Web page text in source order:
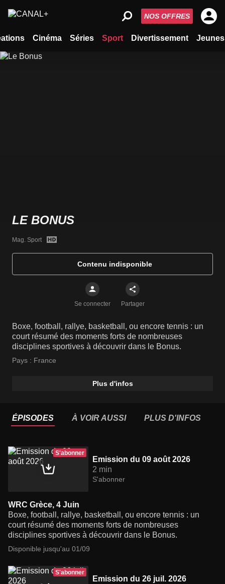
Cinéma Séries Sport Divertissement
NOS OFFRES
LE BONUS
Mag. Sport
Contenu indisponible
Se connecter Partager
Boxe, football, rallye, basketball, ou encore tennis : un
court résumé des moments forts de nombreuses
disciplines sportives à découvrir dans le Bonus.
Pays : France
Plus d'infos
ÉPISODES À VOIR AUSSI PLUS D'INFOS
S'abonner
Emission du 09 août 2026
2 min
S'abonner
WRC Grèce, 4 Juin
Boxe, football, rallye, basketball, ou encore tennis : un
court résumé des moments forts de nombreuses
disciplines sportives à découvrir dans le Bonus.
Disponible jusqu'au 01/09
S'abonner
Emission du 26 juil. 2026